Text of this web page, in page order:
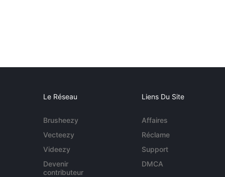
Le Réseau
Brusheezy
Vecteezy
Videezy
Devenir
contributeur
Liens Du Site
Affaires
Réclame
Support
DMCA